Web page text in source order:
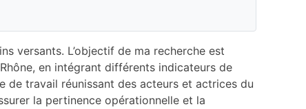
versants. L’objectif de ma recherche est
en intégrant différents indicateurs de
de travail réunissant des acteurs et actrices du
la pertinence opérationnelle et la